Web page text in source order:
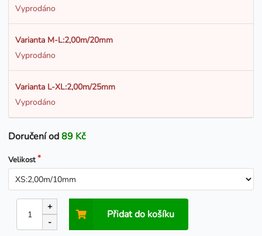
Vyprodáno
Varianta M-L:2,00m/20mm
Vyprodáno
Varianta L-XL:2,00m/25mm
Vyprodáno
Doručení od89 Kč
Velikost
+
-
Přidat do košíku